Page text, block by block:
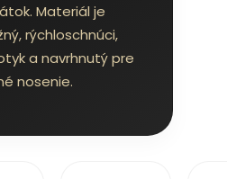
Materiál je
rýchloschnúci,
a navrhnutý pre
nosenie.